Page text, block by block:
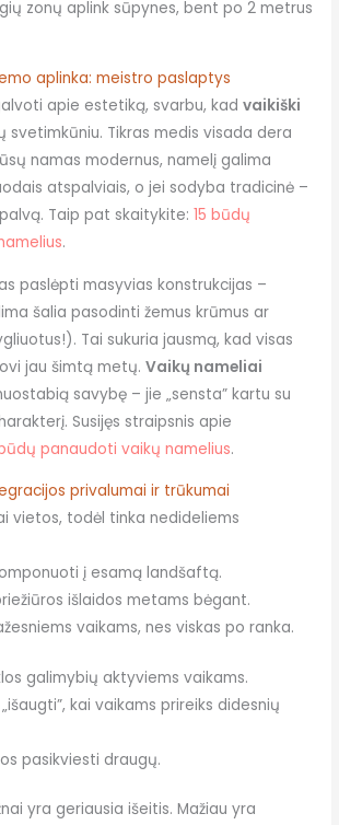
zonų aplink sūpynes, bent po 2 metrus
aplinka: meistro paslaptys
apie estetiką, svarbu, kadvaikiški
svetimkūniu. Tikras medis visada dera
namas modernus, namelį galima
atspalviais, o jei sodyba tradicinė –
Taip pat skaitykite:15 būdų
.
paslėpti masyvias konstrukcijas –
šalia pasodinti žemus krūmus ar
Tai sukuria jausmą, kad visas
jau šimtą metų.Vaikų nameliai
savybę – jie „sensta” kartu su
Susijęs straipsnis apie
panaudoti vaikų namelius.
privalumai ir trūkumai
vietos, todėl tinka nedideliems
į esamą landšaftą.
išlaidos metams bėgant.
vaikams, nes viskas po ranka.
galimybių aktyviems vaikams.
kai vaikams prireiks didesnių
pasikviesti draugų.
yra geriausia išeitis. Mažiau yra